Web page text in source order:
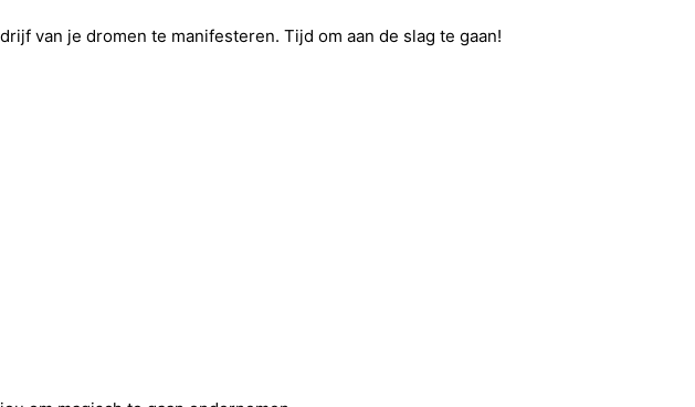
van je dromen te manifesteren. Tijd om aan de slag te gaan!